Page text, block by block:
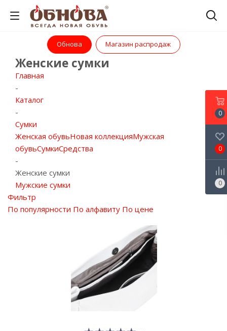
Обнова Магазин распродаж
Женские сумки
Главная
-
Каталог
-
Сумки
Женская обувьНовая коллекцияМужская
обувьСумкиСредства
-
Женские сумки
Мужские сумки
Фильтр
По популярности По алфавиту По цене
0
0
0